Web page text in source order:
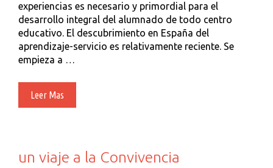
experiencias es necesario y primordial para el
desarrollo integral del alumnado de todo centro
educativo. El descubrimiento en España del
aprendizaje-servicio es relativamente reciente. Se
empieza a …
Leer Mas
Es
Consiste
un viaje a la Convivencia